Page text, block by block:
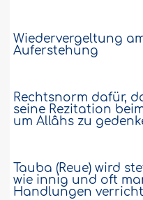
Wiedervergeltung
Auferstehung
Rechtsnorm dafür,
seine Rezitation
um Allâhs zu
Tauba (Reue) wird
wie innig und oft
Handlungen